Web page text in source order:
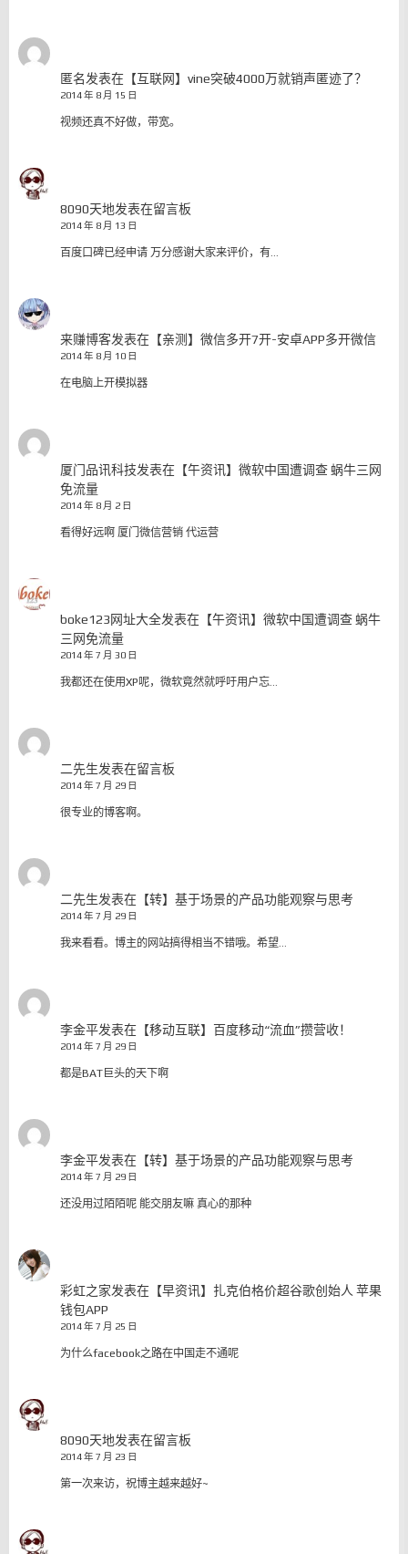
匿名发表在【互联网】vine突破4000万就销声匿迹了？
2014 年 8 月 15 日
视频还真不好做，带宽。
8090天地发表在留言板
2014 年 8 月 13 日
百度口碑已经申请 万分感谢大家来评价，有…
来赚博客发表在【亲测】微信多开7开-安卓APP多开微信
2014 年 8 月 10 日
在电脑上开模拟器
厦门品讯科技发表在【午资讯】微软中国遭调查 蜗牛三网
免流量
2014 年 8 月 2 日
看得好远啊 厦门微信营销 代运营
boke123网址大全发表在【午资讯】微软中国遭调查 蜗牛
三网免流量
2014 年 7 月 30 日
我都还在使用XP呢，微软竟然就呼吁用户忘…
二先生发表在留言板
2014 年 7 月 29 日
很专业的博客啊。
二先生发表在【转】基于场景的产品功能观察与思考
2014 年 7 月 29 日
我来看看。博主的网站搞得相当不错哦。希望…
李金平发表在【移动互联】百度移动“流血”攒营收！
2014 年 7 月 29 日
都是BAT巨头的天下啊
李金平发表在【转】基于场景的产品功能观察与思考
2014 年 7 月 29 日
还没用过陌陌呢 能交朋友嘛 真心的那种
彩虹之家发表在【早资讯】扎克伯格价超谷歌创始人 苹果
钱包APP
2014 年 7 月 25 日
为什么facebook之路在中国走不通呢
8090天地发表在留言板
2014 年 7 月 23 日
第一次来访，祝博主越来越好~